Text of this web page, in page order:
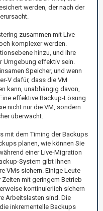
werden, der nach der
zusammen mit Live-
komplexer werden.
hinzu, und Ihre
Umgebung effektiv sein.
Speicher, und wenn
V dafür, dass die VM
kann, unabhängig davon,
effektive Backup-Lösung
nicht nur die VM, sondern
überwacht.
mit dem Timing der Backups
planen, wie können Sie
einer Live-Migration
System gibt Ihnen
VMs sichern. Einige Leute
mit geringem Betrieb
kontinuierlich sichern
Arbeitslasten sind. Die
inkrementelle Backups